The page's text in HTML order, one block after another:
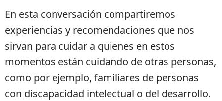
En esta conversación compartiremos
experiencias y recomendaciones que nos
sirvan para cuidar a quienes en estos
momentos están cuidando de otras personas,
como por ejemplo, familiares de personas
con discapacidad intelectual o del desarrollo.